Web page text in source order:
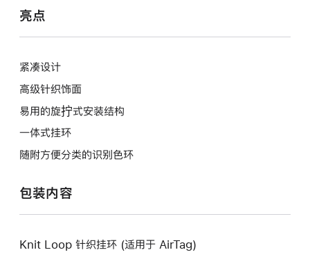
亮点
紧凑设计
高级针织饰面
易用的旋拧式安装结构
一体式挂环
随附方便分类的识别色环
包装内容
Knit Loop 针织挂环 (适用于 AirTag)